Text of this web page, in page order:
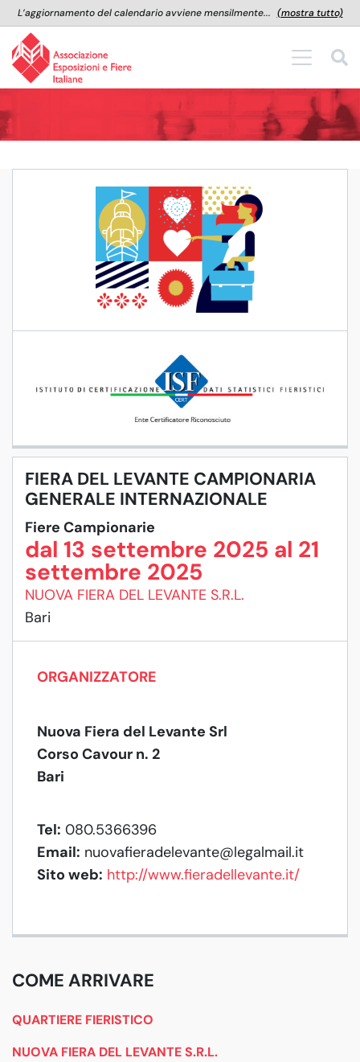
L’aggiornamento del calendario avviene mensilmente... (mostra tutto)
FIERA DEL LEVANTE CAMPIONARIA
GENERALE INTERNAZIONALE
Fiere Campionarie
dal 13 settembre 2025 al 21
settembre 2025
NUOVA FIERA DEL LEVANTE S.R.L.
Bari
ORGANIZZATORE
Nuova Fiera del Levante Srl
Corso Cavour n. 2
Bari
Tel: 080.5366396
Email: nuovafieradelevante@legalmail.it
Sito web: http://www.fieradellevante.it/
COME ARRIVARE
QUARTIERE FIERISTICO
NUOVA FIERA DEL LEVANTE S.R.L.